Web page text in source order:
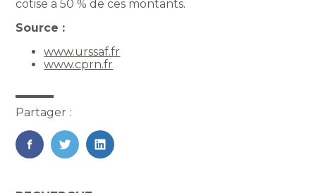
cotise à 50 % de ces montants.
Source :
www.urssaf.fr
www.cprn.fr
Partager :
FaceBook
TwitterLinkedIn